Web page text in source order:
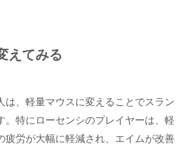
えてみる
は、軽量マウスに変えることでスラン
。特にローセンシのプレイヤーは、軽
疲労が大幅に軽減され、エイムが改善